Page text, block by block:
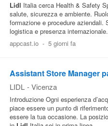
Pubblica
Area
Aziende
Lidl Italia cerca Health & Safety
salute, sicurezza e ambiente.
formazione e procedure aziendali.
logistica e presenza
appcast.io - 5 giorni fa
Assistant Store Manager
LIDL - Vicenza
Introduzione Ogni esperienza
piace essere un punto di
essere la tua occasione. La